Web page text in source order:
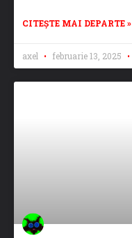
CITEȘTE MAI DEPARTE »
axel februarie 13, 2025